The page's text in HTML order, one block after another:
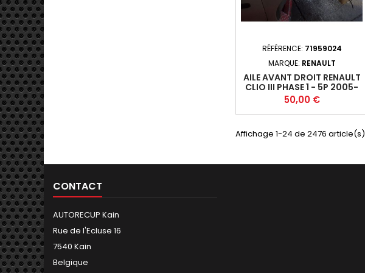
RÉFÉRENCE: 71959024
MARQUE: RENAULT
AILE AVANT DROIT RENAULT
CLIO III PHASE 1 - 5P 2005-
09-2009-03 (195)*
Prix
50,00 €
Affichage 1-24 de 2476 article(s)
CONTACT
AUTORECUP Kain
Rue de l'Ecluse 16
7540 Kain
Belgique